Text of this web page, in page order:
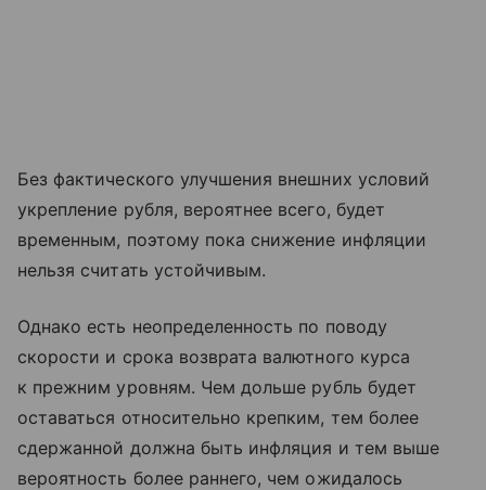
Без фактического улучшения внешних условий
укрепление рубля, вероятнее всего, будет
временным, поэтому пока снижение инфляции
нельзя считать устойчивым.
Однако есть неопределенность по поводу
скорости и срока возврата валютного курса
к прежним уровням. Чем дольше рубль будет
оставаться относительно крепким, тем более
сдержанной должна быть инфляция и тем выше
вероятность более раннего, чем ожидалось